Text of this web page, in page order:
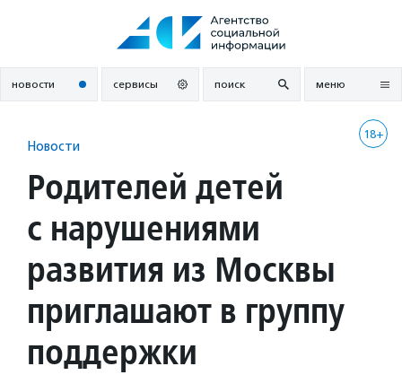
новости сервисы поиск меню
18+
Новости
Родителей детей
с нарушениями
развития из Москвы
приглашают в группу
поддержки